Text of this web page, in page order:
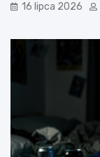
16 lipca 2026